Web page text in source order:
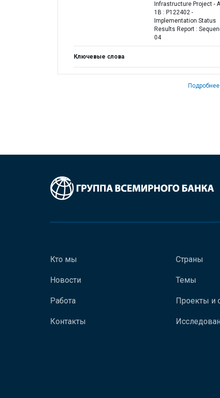
Infrastructure Project -
1B : P122402 -
Implementation Status
Results Report :
04
Ключевые слова
Подробнее
Кто мы
Новости
Работа
Контакты
Страны
Темы
Проекты и